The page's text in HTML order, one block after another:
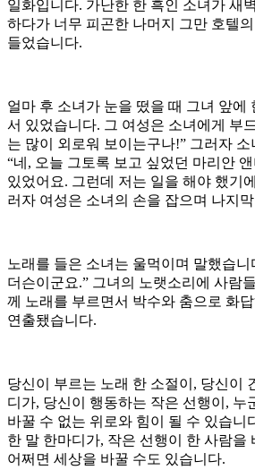
일화입니다. 가난한 한 흑인 소녀가 새
하다가 너무 피곤한 나머지 그만 호텔
들었습니다.
얼마 후 소녀가 눈을 떴을 때 그녀 앞에
서 있었습니다. 그 여성은 소녀에게 부
는 많이 외로워 보이는구나!” 그러자
“네 , 오늘 그토록 보고 싶었던 마리안
있었어요. 그런데 저는 일을 해야 했기
러자 여성은 소녀의 손을 잡으며 나지
노래를 들은 소녀는 울먹이며 말했습니
더슨이군요.” 그녀의 노랫소리에 사람
께 노래를 부르면서 박수와 춤으로 화
연출됐습니다.
당신이 부르는 노래 한 소절이 , 당신이
디가, 당신이 행동하는 작은 선행이 , 누
바꿀 수 없는 위로와 힘이 될 수 있습니
한 말 한마디가, 작은 선행이 한 사람을
어쩌면 세상을 바꿀 수도 있습니다.